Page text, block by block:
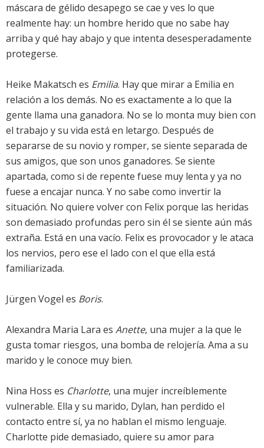
máscara de gélido desapego se cae y ves lo que
realmente hay: un hombre herido que no sabe hay
arriba y qué hay abajo y que intenta desesperadamente
protegerse.
Heike Makatsch es Emilia. Hay que mirar a Emilia en
relación a los demás. No es exactamente a lo que la
gente llama una ganadora. No se lo monta muy bien con
el trabajo y su vida está en letargo. Después de
separarse de su novio y romper, se siente separada de
sus amigos, que son unos ganadores. Se siente
apartada, como si de repente fuese muy lenta y ya no
fuese a encajar nunca. Y no sabe como invertir la
situación. No quiere volver con Felix porque las heridas
son demasiado profundas pero sin él se siente aún más
extraña. Está en una vacío. Felix es provocador y le ataca
los nervios, pero ese el lado con el que ella está
familiarizada.
Jürgen Vogel es Boris.
Alexandra Maria Lara es Anette, una mujer a la que le
gusta tomar riesgos, una bomba de relojería. Ama a su
marido y le conoce muy bien.
Nina Hoss es Charlotte, una mujer increíblemente
vulnerable. Ella y su marido, Dylan, han perdido el
contacto entre sí, ya no hablan el mismo lenguaje.
Charlotte pide demasiado, quiere su amor para